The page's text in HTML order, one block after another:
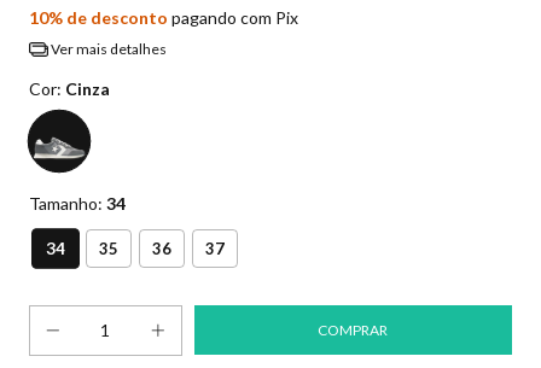
10% de desconto pagando com Pix
Ver mais detalhes
Cor: Cinza
Tamanho: 34
34 35 36 37